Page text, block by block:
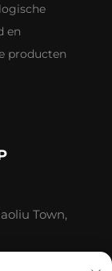
en
producten
Town,